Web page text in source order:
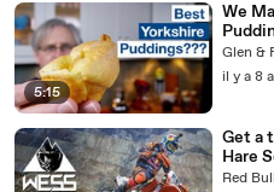
5:15
We
Glen &
il y a 8
Get a
Hare
Red Bull